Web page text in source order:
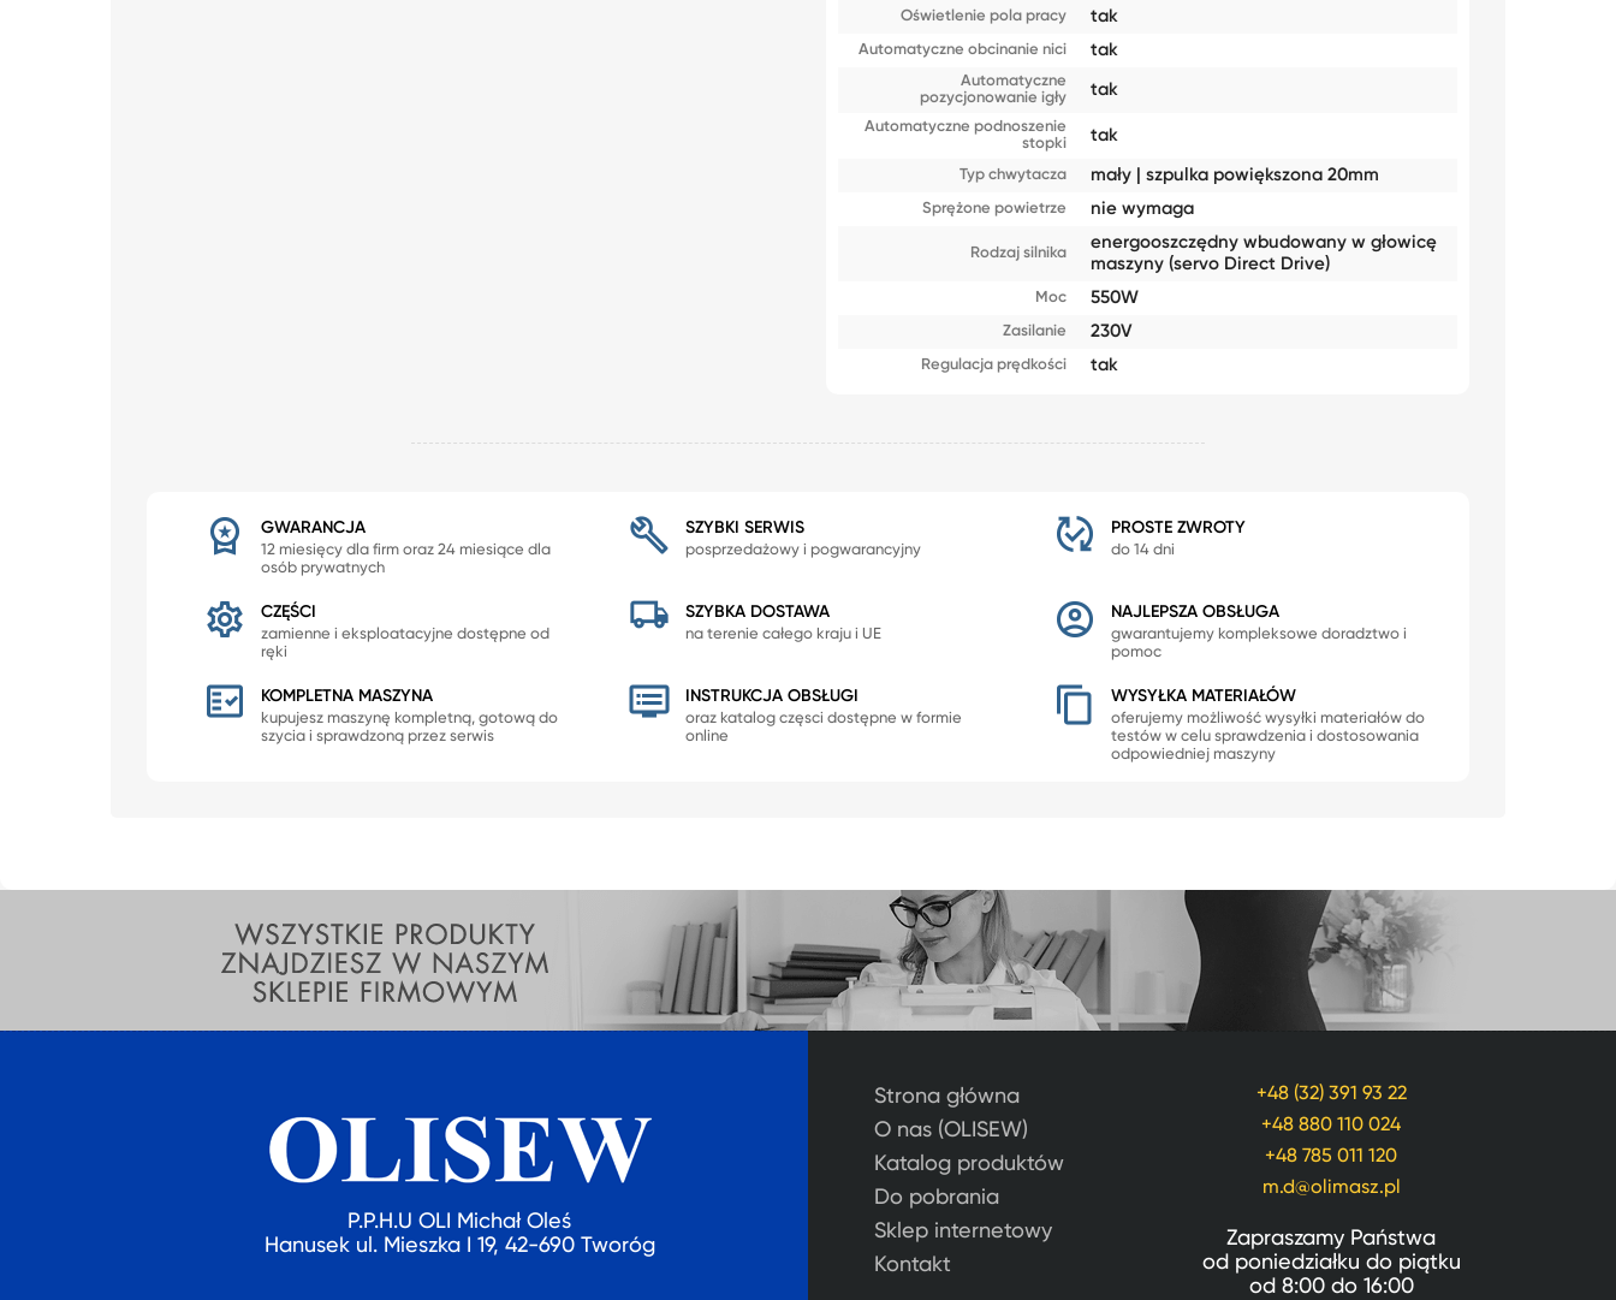
Oświetlenie pola pracy tak
Automatyczne obcinanie nici tak
Automatyczne
pozycjonowanie igły
tak
Automatyczne podnoszenie
stopki
tak
Typ chwytacza mały | szpulka powiększona 20mm
Sprężone powietrze nie wymaga
Rodzaj silnika
energooszczędny wbudowany w głowicę
maszyny (servo Direct Drive)
Moc 550W
Zasilanie 230V
Regulacja prędkości tak
GWARANCJA
12 miesięcy dla firm oraz 24 miesiące dla
osób prywatnych
SZYBKI SERWIS
posprzedażowy i pogwarancyjny
PROSTE ZWROTY
do 14 dni
CZĘŚCI
zamienne i eksploatacyjne dostępne od
ręki
SZYBKA DOSTAWA
na terenie całego kraju i UE
NAJLEPSZA OBSŁUGA
gwarantujemy kompleksowe doradztwo i
pomoc
KOMPLETNA MASZYNA
kupujesz maszynę kompletną, gotową do
szycia i sprawdzoną przez serwis
INSTRUKCJA OBSŁUGI
oraz katalog częsci dostępne w formie
online
WYSYŁKA MATERIAŁÓW
oferujemy możliwość wysyłki materiałów do
testów w celu sprawdzenia i dostosowania
odpowiedniej maszyny
P.P.H.U OLI Michał Oleś
Hanusek ul. Mieszka I 19, 42-690 Tworóg
Strona główna
O nas (OLISEW)
Katalog produktów
Do pobrania
Sklep internetowy
Kontakt
+48 (32) 391 93 22
+48 880 110 024
+48 785 011 120
m.d@olimasz.pl
Zapraszamy Państwa
od poniedziałku do piątku
od 8:00do 16:00